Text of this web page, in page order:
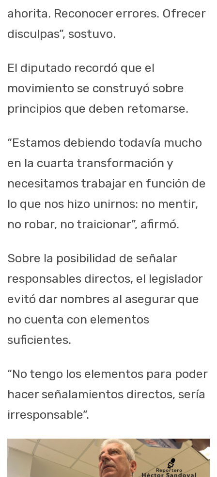
ahorita. Reconocer errores. Ofrecer
disculpas”, sostuvo.
El diputado recordó que el
movimiento se construyó sobre
principios que deben retomarse.
“Estamos debiendo todavía mucho
en la cuarta transformación y
necesitamos trabajar en función de
lo que nos hizo unirnos: no mentir,
no robar, no traicionar”, afirmó.
Sobre la posibilidad de señalar
responsables directos, el legislador
evitó dar nombres al asegurar que
no cuenta con elementos
suficientes.
“No tengo los elementos para poder
hacer señalamientos directos, sería
irresponsable”.